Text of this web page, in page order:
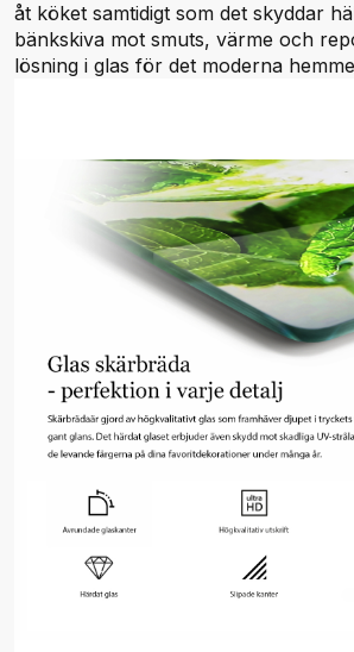
åt köket samtidigt som det skyddar
bänkskiva mot smuts, värme och
lösning i glas för det moderna